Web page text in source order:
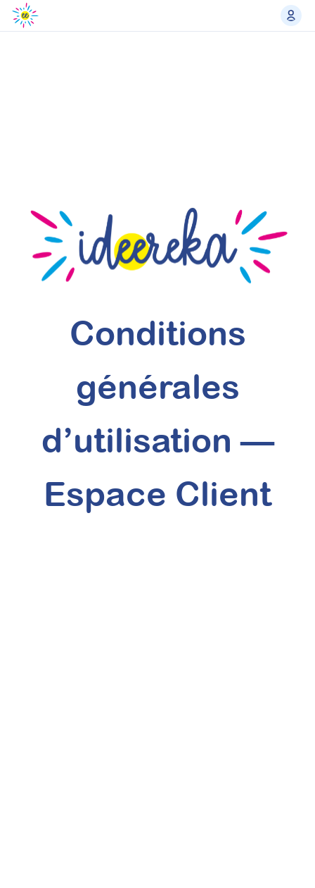
Conditions
générales
d’utilisation —
Espace Client